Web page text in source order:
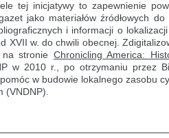
tej inicjatywy to zapewnienie
jako materiałów źródłowych
i informacji o
XVII w. do chwili obecnej.
stronie Chronicling America:
w 2010 r., po otrzymaniu przez
w budowie lokalnego zasobu
(VNDNP).